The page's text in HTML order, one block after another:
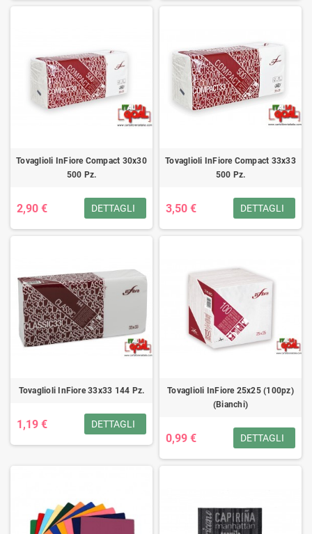
Tovaglioli InFiore Compact 30x30
500 Pz.
2,90 € DETTAGLI
Tovaglioli InFiore Compact 33x33
500 Pz.
3,50 € DETTAGLI
Tovaglioli InFiore 33x33 144 Pz.
1,19 € DETTAGLI
Tovaglioli InFiore 25x25 (100pz)
(Bianchi)
0,99 € DETTAGLI